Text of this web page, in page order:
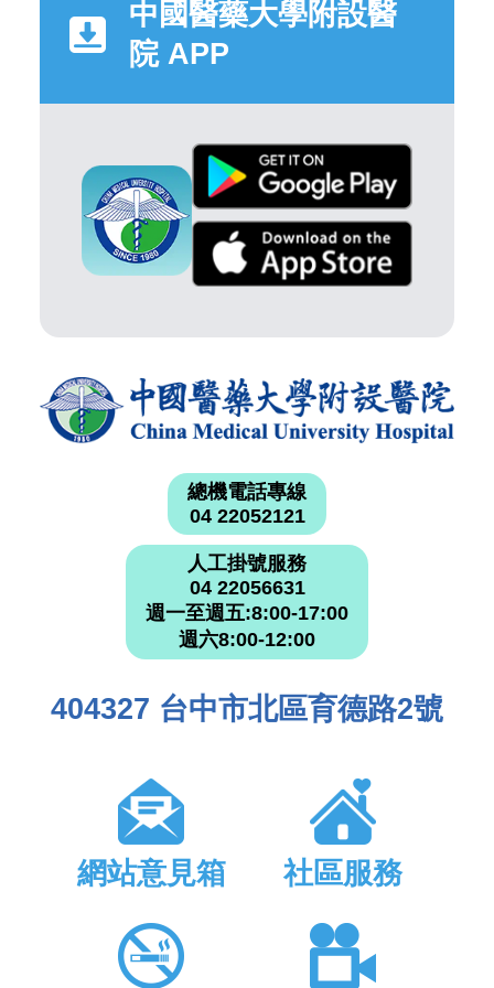
中國醫藥大學附設醫
院 APP
總機電話專線
04 22052121
人工掛號服務
04 22056631
週一至週五:8:00-17:00
週六8:00-12:00
404327 台中市北區育德路2號
網站意見箱 社區服務